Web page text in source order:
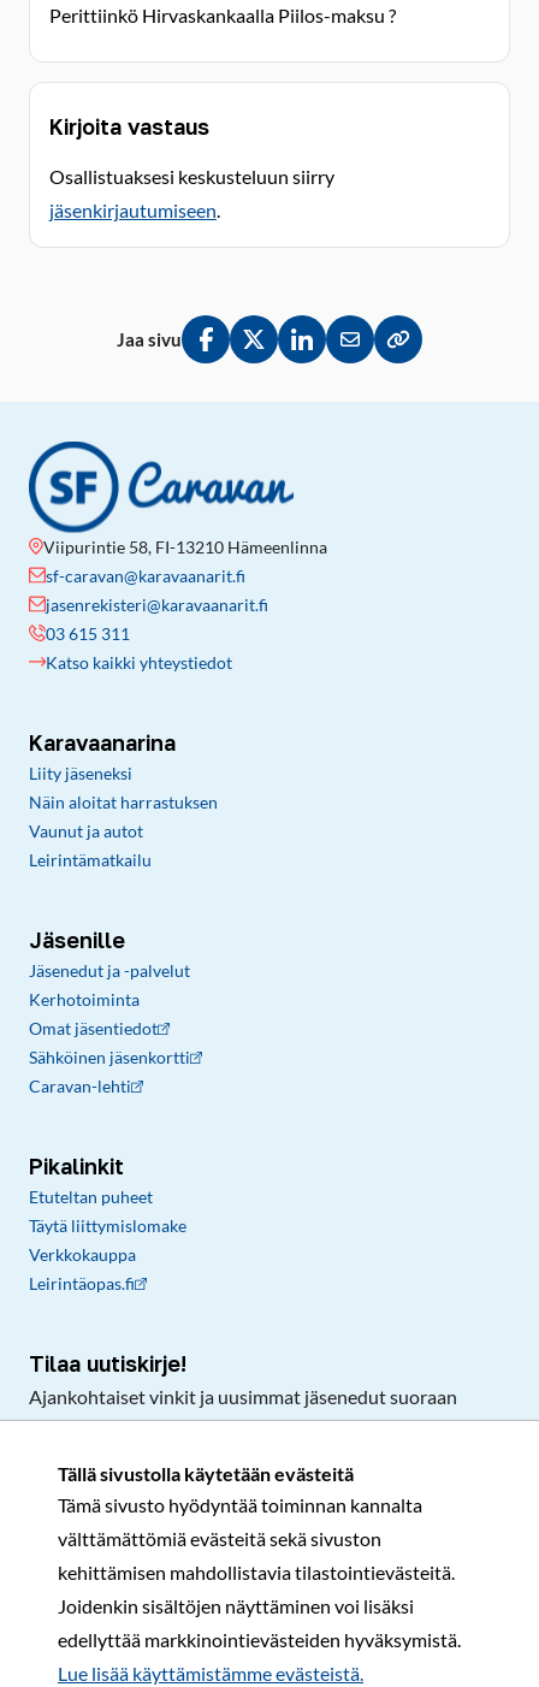
Tällä sivustolla käytetään evästeitä
Tämä sivusto hyödyntää toiminnan kannalta
välttämättömiä evästeitä sekä sivuston
kehittämisen mahdollistavia tilastointievästeitä.
Joidenkin sisältöjen näyttäminen voi lisäksi
edellyttää markkinointievästeiden hyväksymistä.
Lue lisää käyttämistämme evästeistä.​​​​​​
Perittiinkö Hirvaskankaalla Piilos-maksu ?
Kirjoita vastaus
Osallistuaksesi keskusteluun siirry
jäsenkirjautumiseen.
Jaa sivu
Jaa Facebookissa
Jaa Twitterissä
Jaa LinkedInissä
Jaa sähköpostitse
Kopioi linkki
Viipurintie 58, FI-13210 Hämeenlinna
sf-caravan@karavaanarit.fi
jasenrekisteri@karavaanarit.fi
03 615 311
Katso kaikki yhteystiedot
Karavaanarina
Liity jäseneksi
Näin aloitat harrastuksen
Vaunut ja autot
Leirintämatkailu
Jäsenille
Jäsenedut ja -palvelut
Kerhotoiminta
Omat jäsentiedot
Sähköinen jäsenkortti
Caravan-lehti
Pikalinkit
Etuteltan puheet
Täytä liittymislomake
Verkkokauppa
Leirintäopas.fi
Tilaa uutiskirje!
Ajankohtaiset vinkit ja uusimmat jäsenedut suoraan
Rekisteri- ja tietosuojaselosteSopimusehdot